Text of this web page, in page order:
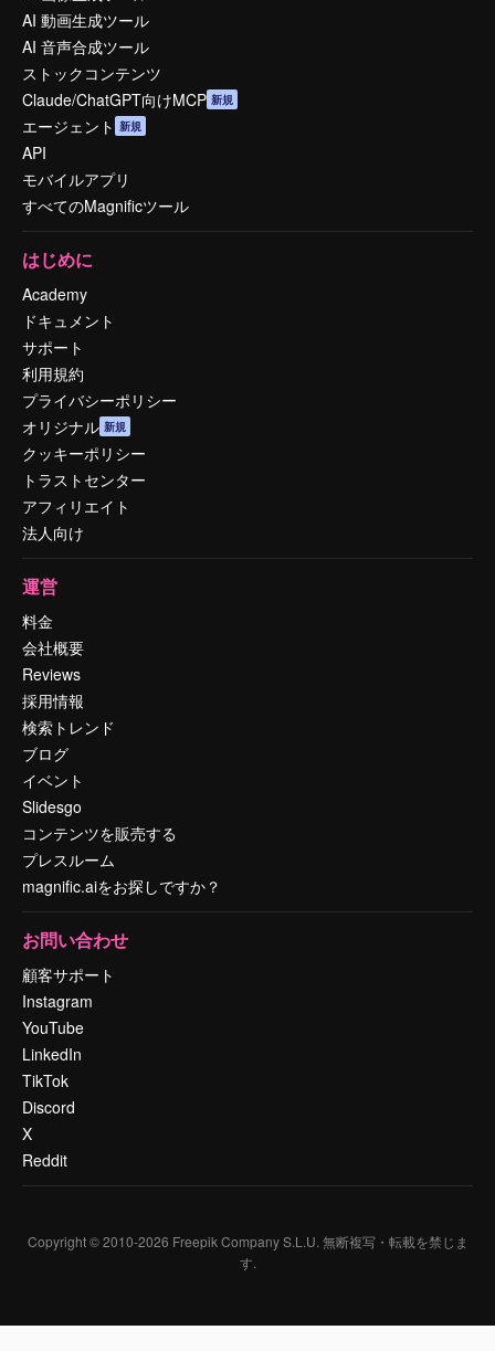
AI 動画生成ツール
AI 音声合成ツール
ストックコンテンツ
Claude/ChatGPT向けMCP 新規
エージェント 新規
API
モバイルアプリ
すべてのMagnificツール
はじめに
Academy
ドキュメント
サポート
利用規約
プライバシーポリシー
オリジナル 新規
クッキーポリシー
トラストセンター
アフィリエイト
法人向け
運営
料金
会社概要
Reviews
採用情報
検索トレンド
ブログ
イベント
Slidesgo
コンテンツを販売する
プレスルーム
magnific.aiをお探しですか？
お問い合わせ
顧客サポート
Instagram
YouTube
LinkedIn
TikTok
Discord
X
Reddit
Copyright © 2010-2026 Freepik Company S.L.U. 無断複写・転載を禁じま
す.